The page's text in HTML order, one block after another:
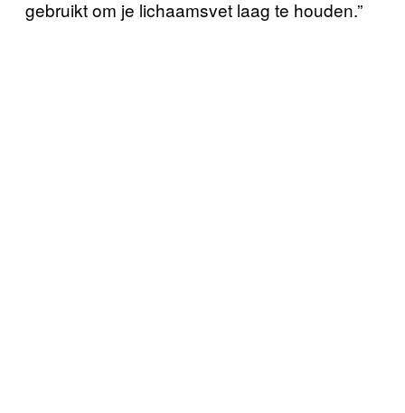
gebruikt om je lichaamsvet laag te houden.”